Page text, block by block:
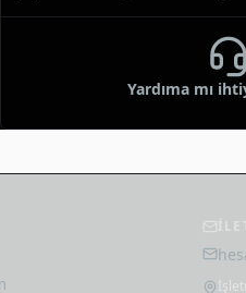
Yardıma mı